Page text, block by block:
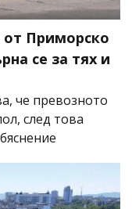
от Приморско
се за тях и
че превозното
след това